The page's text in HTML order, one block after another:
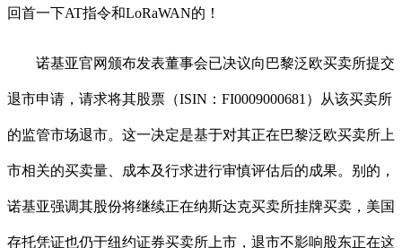
回首一下AT指令和LoRaWAN的！
诺基亚官网颁布发表董事会已决议向巴黎泛欧买卖所提交
退市申请，请求将其股票（ISIN：FI0009000681）从该买卖所
的监管市场退市。这一决定是基于对其正在巴黎泛欧买卖所上
市相关的买卖量、成本及行求进行审慎评估后的成果。别的，
诺基亚强调其股份将继续正在纳斯达克买卖所挂牌买卖，美国
存托凭证也仍于纽约证券买卖所上市，退市不影响股东正在这